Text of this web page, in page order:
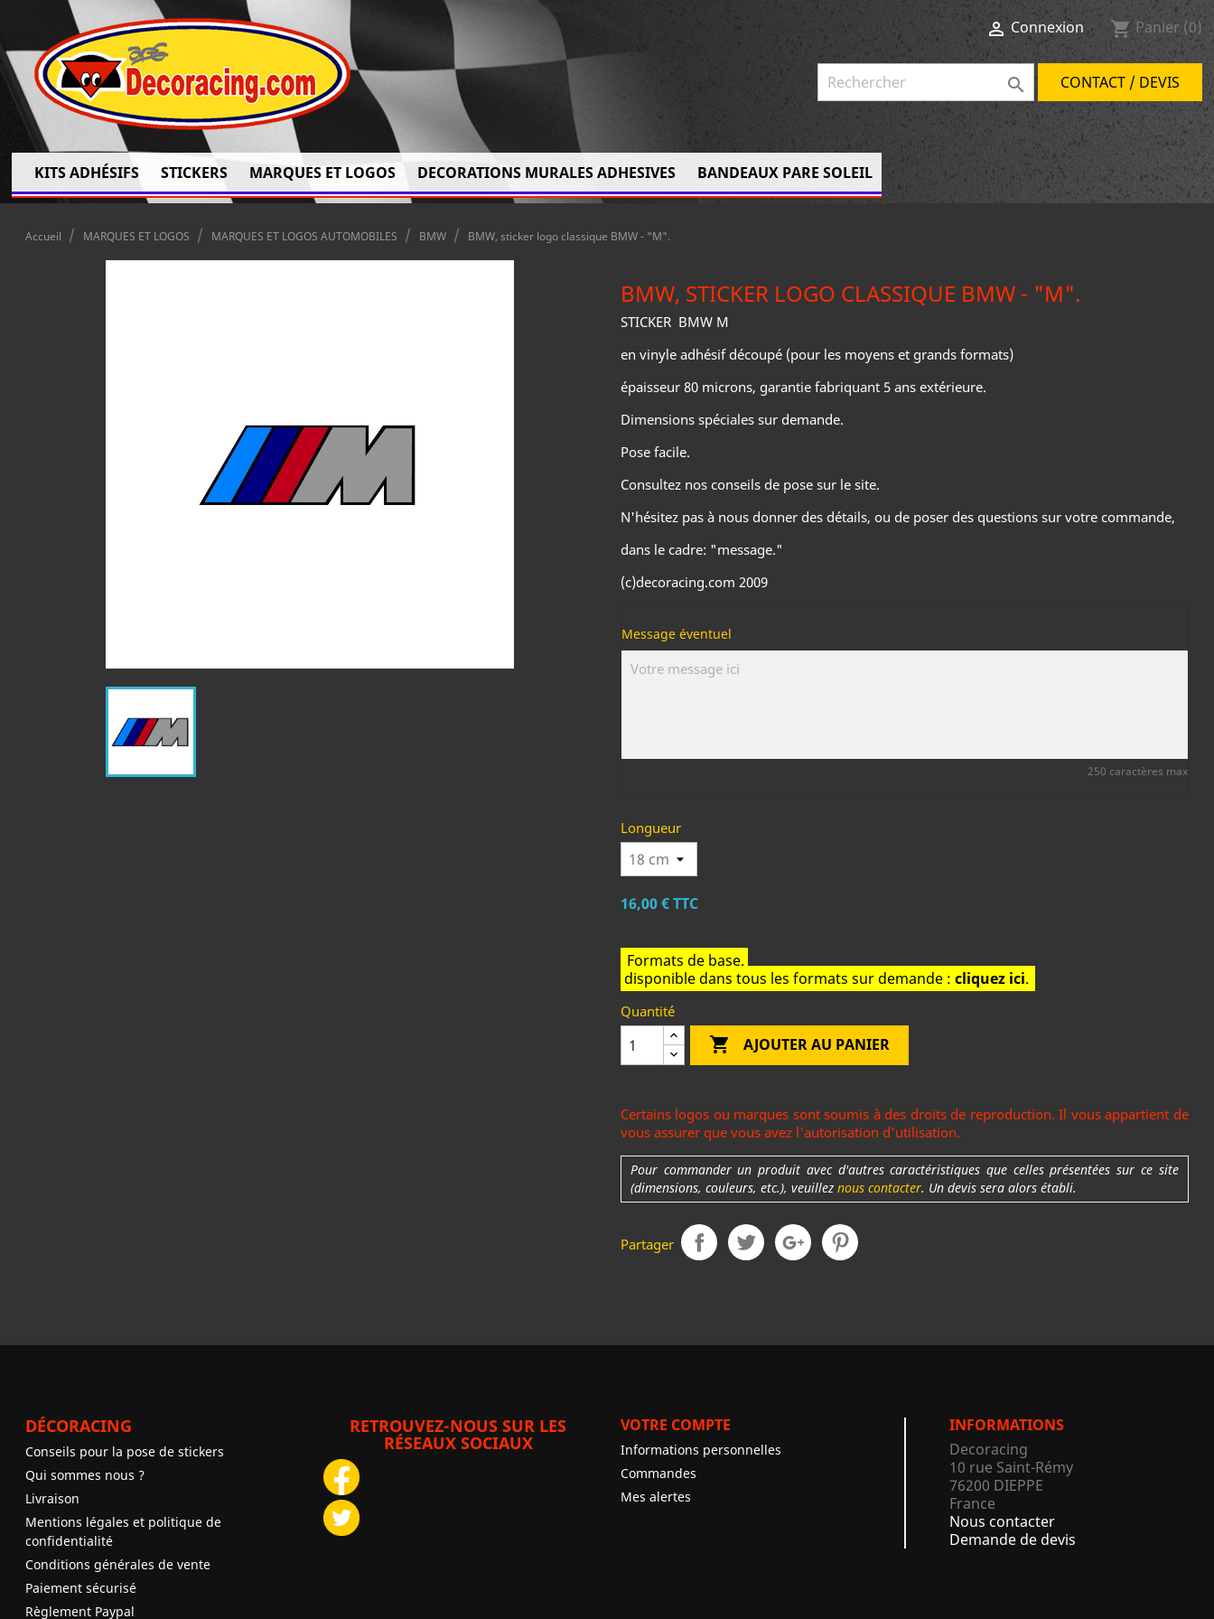
 Connexion shopping_cart Panier (0)
 CONTACT / DEVIS
KITS ADHÉSIFS STICKERS MARQUES ET LOGOS DECORATIONS MURALES ADHESIVES BANDEAUX PARE SOLEIL
Accueil MARQUES ET LOGOS MARQUES ET LOGOS AUTOMOBILES BMW BMW, sticker logo classique BMW - "M".
BMW, STICKER LOGO CLASSIQUE BMW - "M".
STICKER BMW M
en vinyle adhésif découpé (pour les moyens et grands formats)
épaisseur 80 microns, garantie fabriquant 5 ans extérieure.
Dimensions spéciales sur demande.
Pose facile.
Consultez nos conseils de pose sur le site.
N'hésitez pas à nous donner des détails, ou de poser des questions sur votre commande,
dans le cadre: "message."
(c)decoracing.com 2009
Message éventuel
250 caractères max
Longueur
16,00 €TTC
Formats de base.
disponible dans tous les formats sur demande : cliquez ici.
Quantité
 AJOUTER AU PANIER
Certains logos ou marques sont soumis à des droits de reproduction. Il vous appartient de
vous assurer que vous avez l'autorisation d'utilisation.
Pour commander un produit avec d'autres caractéristiques que celles présentées sur ce site
(dimensions, couleurs, etc.), veuillez nous contacter. Un devis sera alors établi.
Partager
DÉCORACING
Conseils pour la pose de stickers
Qui sommes nous ?
Livraison
Mentions légales et politique de
confidentialité
Conditions générales de vente
Paiement sécurisé
Règlement Paypal
RETROUVEZ-NOUS SUR LES
RÉSEAUX SOCIAUX
VOTRE COMPTE
Informations personnelles
Commandes
Mes alertes
INFORMATIONS
Decoracing
10 rue Saint-Rémy
76200 DIEPPE
France
Nous contacter
Demande de devis